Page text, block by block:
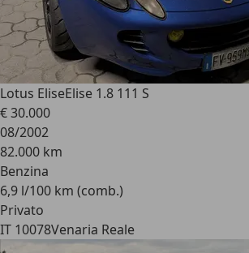
Lotus EliseElise 1.8 111 S
€ 30.000
08/2002
82.000 km
Benzina
6,9 l/100 km (comb.)
Privato
IT 10078Venaria Reale